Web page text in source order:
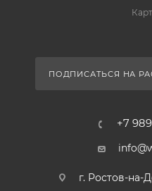
ПОДПИСАТЬСЯ НА
+7
г. Ростов-на-